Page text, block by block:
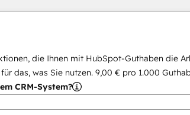
die Ihnen mit HubSpot-Guthaben die
das, was Sie nutzen. 9,00 € pro 1.000
CRM-System?